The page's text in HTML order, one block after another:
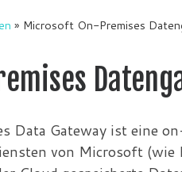
» Microsoft On-Premises
Data Gateway ist eine
von Microsoft (wie